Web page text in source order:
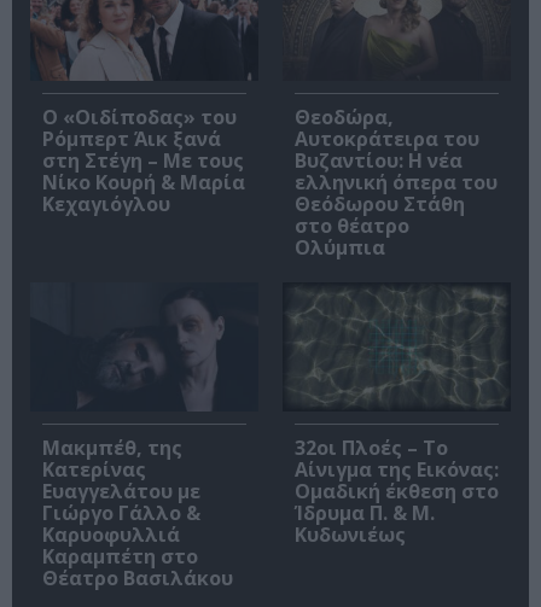
O «Οιδίποδας» του
Ρόμπερτ Άικ ξανά
στη Στέγη – Με τους
Νίκο Κουρή & Μαρία
Κεχαγιόγλου
Θεοδώρα,
Αυτοκράτειρα του
Βυζαντίου: Η νέα
ελληνική όπερα του
Θεόδωρου Στάθη
στο θέατρο
Ολύμπια
Μακμπέθ, της
Κατερίνας
Ευαγγελάτου με
Γιώργο Γάλλο &
Καρυοφυλλιά
Καραμπέτη στο
Θέατρο Βασιλάκου
32οι Πλοές – Το
Αίνιγμα της Εικόνας:
Ομαδική έκθεση στο
Ίδρυμα Π. & Μ.
Κυδωνιέως